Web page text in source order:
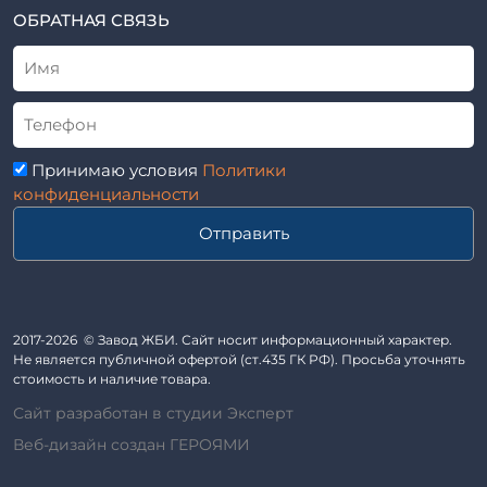
Трубы асбоцементные
Приставки железобетонные (пасынки) Серия 3.407-57 и
ГОСТ 14295-75
Лестничные марши
Автопавильоны
Анкера железобетонные
Балки железобетонные
Блоки железобетонные
Кабины санитарно-технические
Капители колонн
ТУ
Альбом
ОБРАТНАЯ СВЯЗЬ
Принимаю условия Политики
конфиденциальности
Отправить
2017-2026 © Завод ЖБИ. Сайт носит информационный характер.
Не является публичной офертой (ст.435 ГК РФ). Просьба уточнять
стоимость и наличие товара.
Сайт разработан в студии Эксперт
Веб-дизайн создан ГЕРОЯМИ